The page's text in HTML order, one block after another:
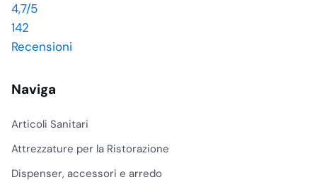
4,7/5
142
Recensioni
Naviga
Articoli Sanitari
Attrezzature per la Ristorazione
Dispenser, accessori e arredo